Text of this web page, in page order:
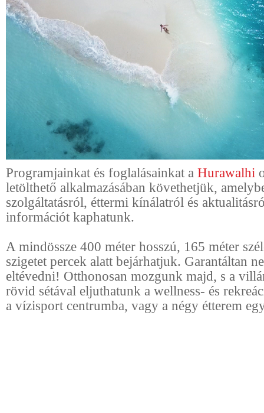
Programjainkat és foglalásainkat a Hurawalhi
letölthető alkalmazásában követhetjük,
szolgáltatásról, éttermi kínálatról és
információt kaphatunk.
A mindössze 400 méter hosszú, 165 méter
szigetet percek alatt bejárhatjuk. Garantáltan
eltévedni! Otthonosan mozgunk majd, s a
rövid sétával eljuthatunk a wellness- és
a vízisport centrumba, vagy a négy étterem